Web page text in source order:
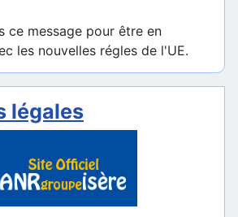
ce message pour être en
les nouvelles régles de l'UE.
légales